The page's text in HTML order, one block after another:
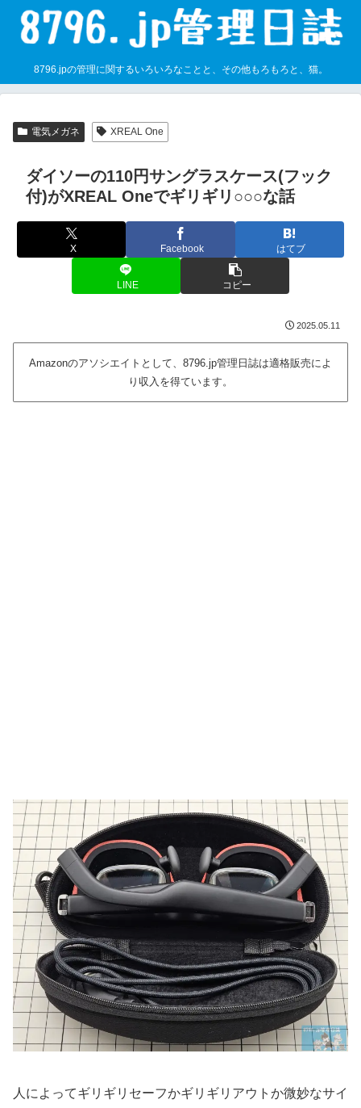
8796.jpの管理に関するいろいろなことと、その他もろもろと、猫。
電気メガネ XREAL One
ダイソーの110円サングラスケース(フック
付)がXREAL Oneでギリギリ○○○な話
X Facebook はてブ
LINE コピー
2025.05.11
Amazonのアソシエイトとして、8796.jp管理日誌は適格販売によ
り収入を得ています。
人によってギリギリセーフかギリギリアウトか微妙なサイ